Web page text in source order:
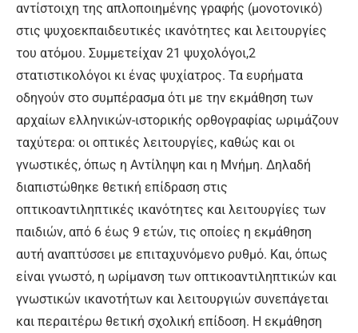
αντίστοιχη της απλοποιημένης γραφής (μονοτονικό)
στις ψυχοεκπαιδευτικές ικανότητες και λειτουργίες
του ατόμου. Συμμετείχαν 21 ψυχολόγοι,2
στατιστικολόγοι κι ένας ψυχίατρος. Τα ευρήματα
οδηγούν στο συμπέρασμα ότι με την εκμάθηση των
αρχαίων ελληνικών-ιστορικής ορθογραφίας ωριμάζουν
ταχύτερα: οι οπτικές λειτουργίες, καθώς και οι
γνωστικές, όπως η Αντίληψη και η Μνήμη. Δηλαδή
διαπιστώθηκε θετική επίδραση στις
οπτικοαντιληπτικές ικανότητες και λειτουργίες των
παιδιών, από 6 έως 9 ετών, τις οποίες η εκμάθηση
αυτή αναπτύσσει με επιταχυνόμενο ρυθμό. Και, όπως
είναι γνωστό, η ωρίμανση των οπτικοαντιληπτικών και
γνωστικών ικανοτήτων και λειτουργιών συνεπάγεται
και περαιτέρω θετική σχολική επίδοση. Η εκμάθηση